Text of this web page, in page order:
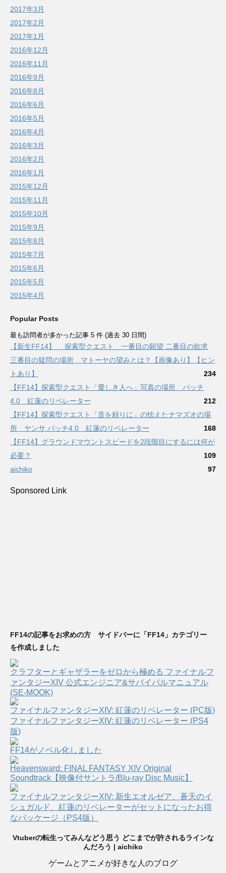
2017年3月
2017年2月
2017年1月
2016年12月
2016年11月
2016年9月
2016年8月
2016年6月
2016年5月
2016年4月
2016年3月
2016年2月
2016年1月
2015年12月
2015年11月
2015年10月
2015年9月
2015年8月
2015年7月
2015年6月
2015年5月
2015年4月
Popular Posts
最も訪問者が多かった記事 5 件 (過去 30 日間)
【新生FF14】 探索型クエスト 一番目の願望 二番目の欲求
三番目の疑問の場所 マトーヤの望みとは？【画像あり】【ヒン
トあり】
234
【FF14】探索型クエスト「愛しき人へ」写真の場所 パッチ
4.0 紅蓮のリベレーター
212
【FF14】探索型クエスト「音を頼りに」の怯えたナマズオの場
所 ヤンサ パッチ4.0 紅蓮のリベレーター
168
【FF14】グラウンドマウントスピードを2段階目にするには何が
必要？
109
aichiko
97
Sponsored Link
FF14の記事をお求めの方 サイドバーに「FF14」カテゴリー
を作成しました
クラフターとギャザラーをゼロから極める ファイナルフ
ァンタジーXIV 公式エンジニア&サバイバルマニュアル
(SE-MOOK)
ファイナルファンタジーXIV: 紅蓮のリベレーター (PC版)
ファイナルファンタジーXIV: 紅蓮のリベレーター (PS4
版)
FF14がノベル化しました
Heavensward: FINAL FANTASY XIV Original
Soundtrack【映像付サントラ/Blu-ray Disc Music】
ファイナルファンタジーXIV: 新生エオルゼア、蒼天のイ
シュガルド、紅蓮のリベレーターがセットになったお得
なパッケージ（PS4版）
Vtuberの転生ってみんなどう思う どこまでが許されるラインな
んだろう | aichiko
ゲームとアニメが好きな人のブログ